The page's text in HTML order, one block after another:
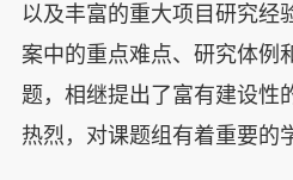
以及丰富的重大项目研究经
案中的重点难点、研究体例
题，相继提出了富有建设性
热烈，对课题组有着重要的